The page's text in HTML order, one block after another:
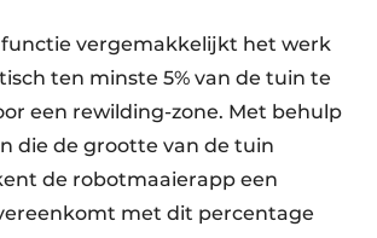
functie vergemakkelijkt het werk
ten minste 5% van de tuin te
een rewilding-zone. Met behulp
die de grootte van de tuin
de robotmaaierapp een
met dit percentage